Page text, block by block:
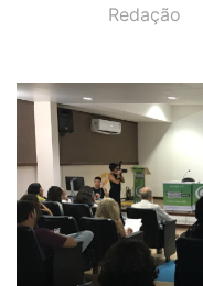
AUTOR(A):
Redação